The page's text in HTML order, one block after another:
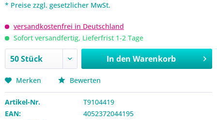
* Preise zzgl. gesetzlicher MwSt.
versandkostenfrei in Deutschland
Sofort versandfertig, Lieferfrist 1-2 Tage
In den Warenkorb
Merken Bewerten
Artikel-Nr.
T9104419
EAN:
4052372044195